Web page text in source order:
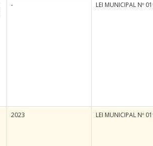
- LEI MUNICIPAL Nº
2023 LEI MUNICIPAL Nº